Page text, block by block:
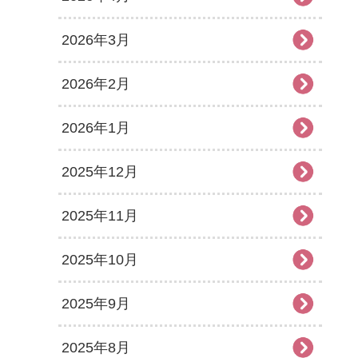
2026年3月
2026年2月
2026年1月
2025年12月
2025年11月
2025年10月
2025年9月
2025年8月